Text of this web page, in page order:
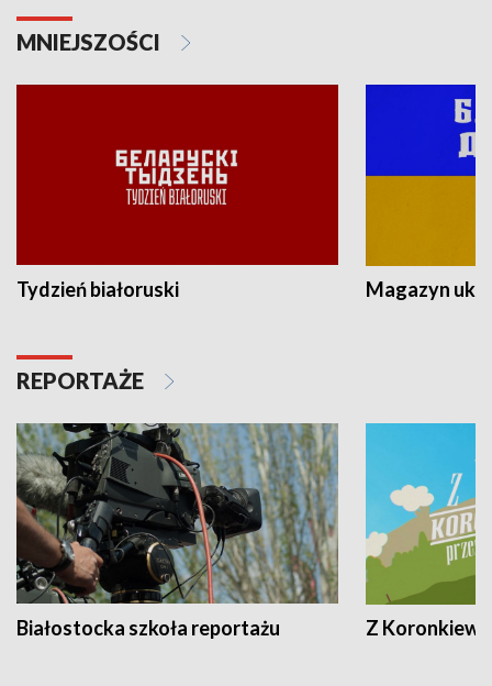
MNIEJSZOŚCI
Tydzień białoruski Magazyn
REPORTAŻE
Białostocka szkoła reportażu Z